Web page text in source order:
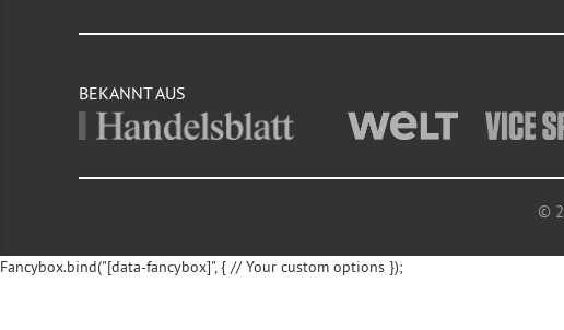
BEKANNT AUS
©
Fancybox.bind("[data-fancybox]", { // Your custom options });